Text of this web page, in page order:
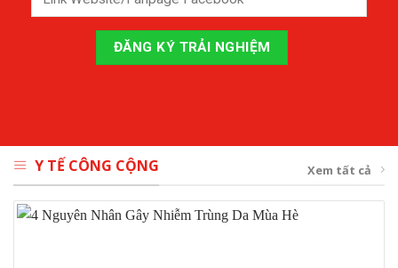
Y TẾ CÔNG CỘNG Xem tất cả